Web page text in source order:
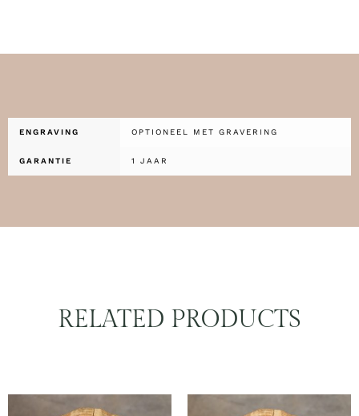
ENGRAVING OPTIONEEL MET GRAVERING
GARANTIE 1 JAAR
RELATED PRODUCTS